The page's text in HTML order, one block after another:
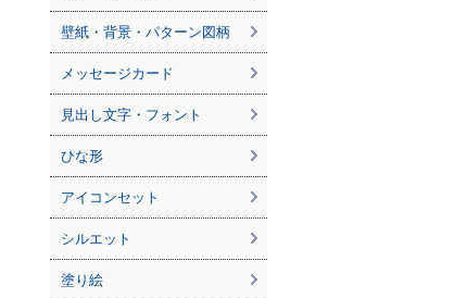
壁紙・背景・パターン図柄
メッセージカード
見出し文字・フォント
ひな形
アイコンセット
シルエット
塗り絵